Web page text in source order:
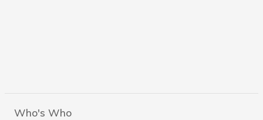
Who's Who